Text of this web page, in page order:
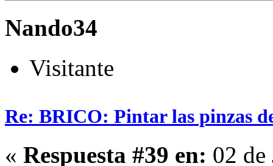
Nando34
Visitante
Re: BRICO: Pintar las pinzas
« Respuesta #39 en: 02